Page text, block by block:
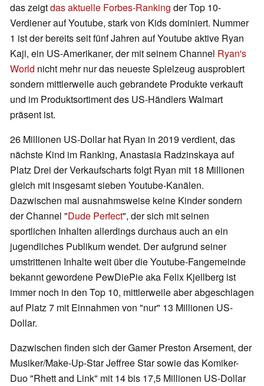
das zeigtdas aktuelle Forbes-Ranking der Top 10-
Verdiener auf Youtube, stark von Kids dominiert. Nummer
1 ist der bereits seit fünf Jahren auf Youtube aktive Ryan
Kaji, ein US-Amerikaner, der mit seinem Channel Ryan's
World nicht mehr nur das neueste Spielzeug ausprobiert
sondern mittlerweile auch gebrandete Produkte verkauft
und im Produktsortiment des US-Händlers Walmart
präsent ist.
26 Millionen US-Dollar hat Ryan in 2019 verdient, das
nächste Kind im Ranking, Anastasia Radzinskaya auf
Platz Drei der Verkaufscharts folgt Ryan mit 18 Millionen
gleich mit insgesamt sieben Youtube-Kanälen.
Dazwischen mal ausnahmsweise keine Kinder sondern
der Channel "Dude Perfect", der sich mit seinen
sportlichen Inhalten allerdings durchaus auch an ein
jugendliches Publikum wendet. Der aufgrund seiner
umstrittenen Inhalte weit über die Youtube-Fangemeinde
bekannt gewordene PewDiePie aka Felix Kjellberg ist
immer noch in den Top 10, mittlerweile aber abgeschlagen
auf Platz 7 mit Einnahmen von "nur" 13 Millionen US-
Dollar.
Dazwischen finden sich der Gamer Preston Arsement, der
Musiker/Make-Up-Star Jeffree Star sowie das Komiker-
Duo "Rhett and Link" mit 14 bis 17,5 Millionen US-Dollar